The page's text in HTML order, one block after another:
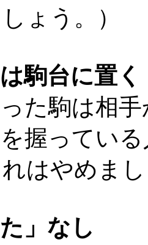
ょう。）
駒台に置く
た駒は相
握ってい
はやめま
」なし